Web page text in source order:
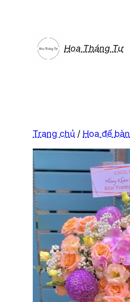
Hoa Tháng Tư
Trang chủ / Hoa để bàn